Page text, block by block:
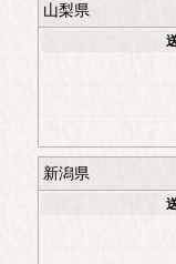
山梨県
新潟県